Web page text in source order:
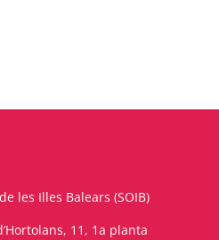
les Illes Balears (SOIB)
11, 1a planta